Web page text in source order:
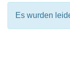
Es wurden